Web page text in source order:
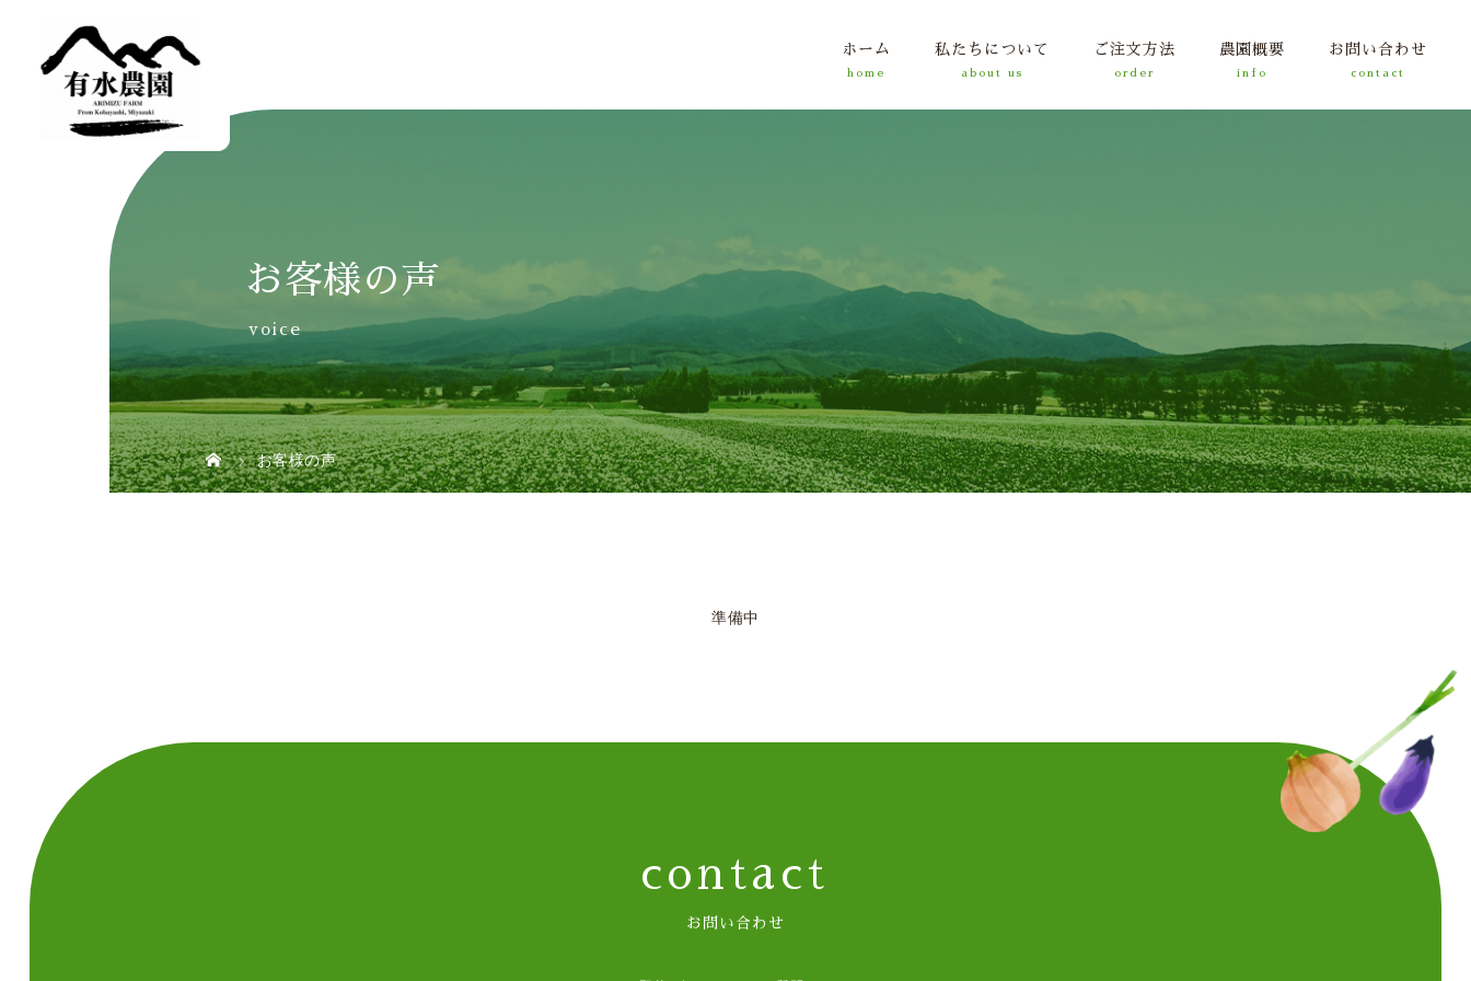
ホーム 私たちについて ご注文方法 農園概要 お問い合わせ
お客様の声
voice
お客様の声
準備中
contact
お問い合わせ